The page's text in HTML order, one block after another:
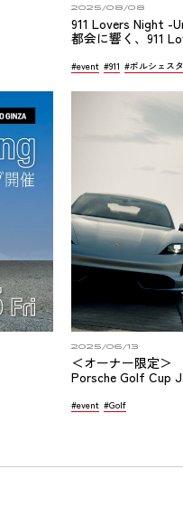
2025/08/08
911 Lovers Night -
都会に響く、911
#event #911 #ポルシェス
2025/06/13
＜オーナー限定＞
Porsche Golf Cup
#event #Golf